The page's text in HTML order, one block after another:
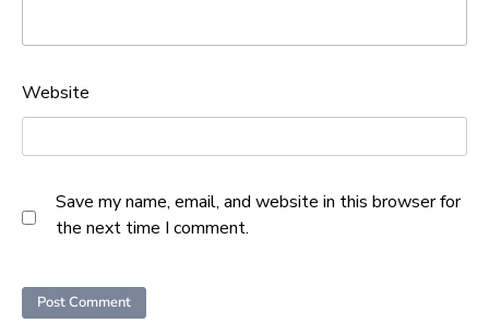
Website
Save my name, email, and website in this browser for
the next time I comment.